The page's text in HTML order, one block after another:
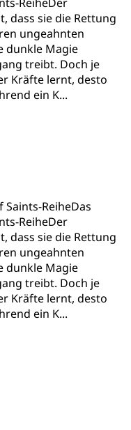
dass sie die Rettung
ungeahnten
dunkle Magie
treibt. Doch je
Kräfte lernt, desto
ein K...
Saints-ReiheDas
ReiheDer
dass sie die Rettung
ungeahnten
dunkle Magie
treibt. Doch je
Kräfte lernt, desto
ein K...